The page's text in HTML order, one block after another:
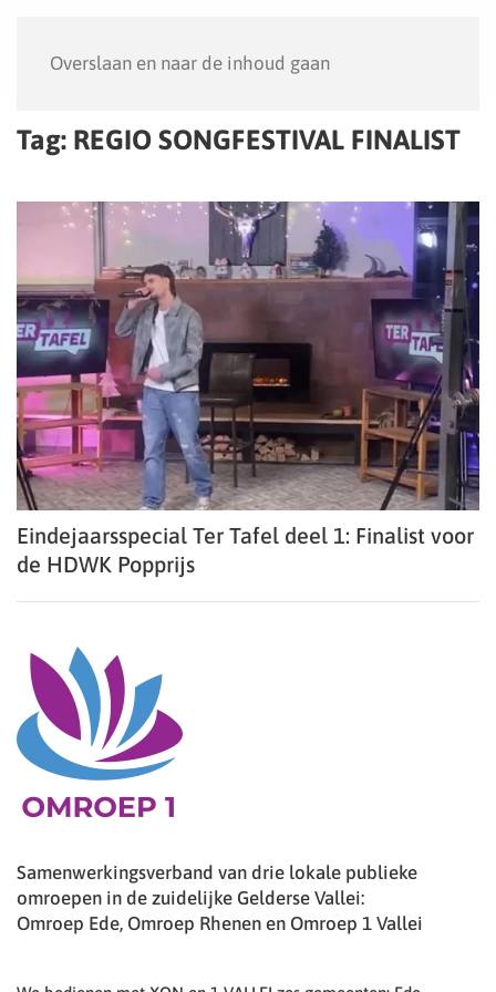
Overslaan en naar de inhoud gaan
Tag: REGIO SONGFESTIVAL FINALIST
Eindejaarsspecial Ter Tafel deel 1: Finalist voor
de HDWK Popprijs
Samenwerkingsverband van drie lokale publieke
omroepen in de zuidelijke Gelderse Vallei:
Omroep Ede, Omroep Rhenen en Omroep 1 Vallei